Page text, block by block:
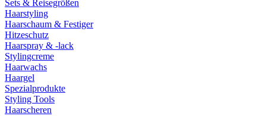
Sets & Reisegrößen
Haarstyling
Haarschaum & Festiger
Hitzeschutz
Haarspray & -lack
Stylingcreme
Haarwachs
Haargel
Spezialprodukte
Styling Tools
Haarscheren